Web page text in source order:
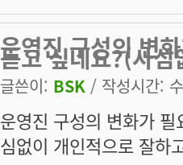
운영진 구성의 변
듣고 싶네요?(사심
글쓴이: BSK / 작성시간:
운영진 구성의 변화가
심없이 개인적으로 잘하